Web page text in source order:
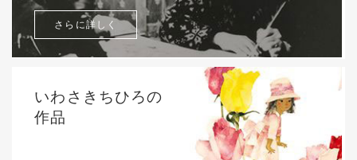
さらに詳しく
いわさきちひろの
作品